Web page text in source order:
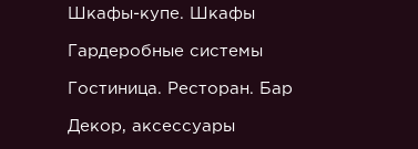
Шкафы-купе. Шкафы
Гардеробные системы
Гостиница. Ресторан. Бар
Декор, аксессуары